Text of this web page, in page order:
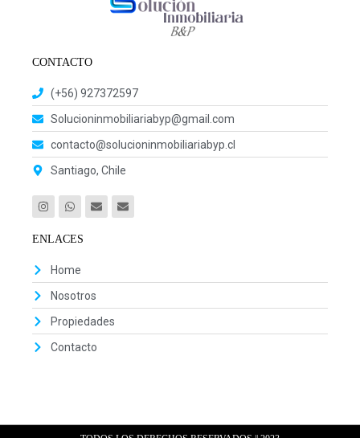
CONTACTO
(+56) 927372597
Solucioninmobiliariabyp@gmail.com
contacto@solucioninmobiliariabyp.cl
Santiago, Chile
ENLACES
Home
Nosotros
Propiedades
Contacto